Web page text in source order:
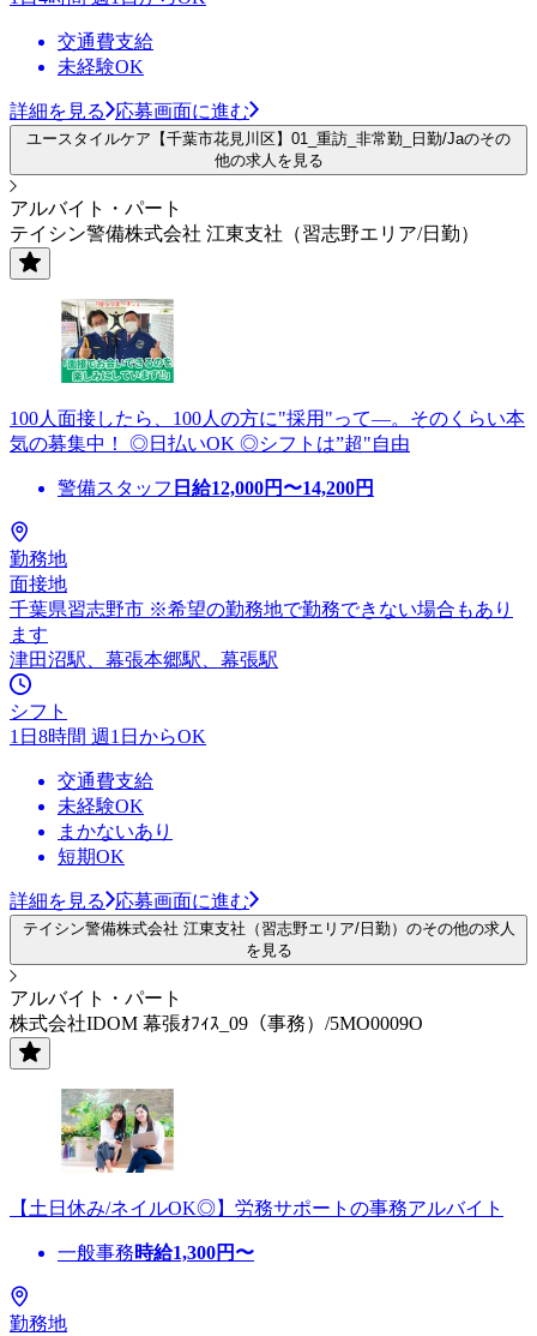
交通費支給
未経験OK
詳細を見る 応募画面に進む
ユースタイルケア【千葉市花見川区】01_重訪_非常勤_日勤/Jaのその
他の求人を見る
アルバイト・パート
テイシン警備株式会社 江東支社（習志野エリア/日勤）
100人面接したら、100人の方に"採用"って―。そのくらい本
気の募集中！ ◎日払いOK ◎シフトは”超"自由
警備スタッフ 日給12,000円〜14,200円
勤務地
面接地
千葉県習志野市 ※希望の勤務地で勤務できない場合もあり
ます
津田沼駅、幕張本郷駅、幕張駅
シフト
1日8時間 週1日からOK
交通費支給
未経験OK
まかないあり
短期OK
詳細を見る 応募画面に進む
テイシン警備株式会社 江東支社（習志野エリア/日勤）のその他の求人
を見る
アルバイト・パート
株式会社IDOM 幕張ｵﾌｨｽ_09（事務）/5MO0009O
【土日休み/ネイルOK◎】労務サポートの事務アルバイト
一般事務時給1,300円〜
勤務地